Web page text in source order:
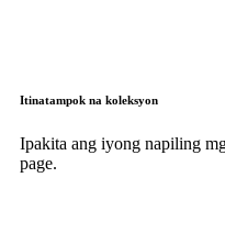
Itinatampok na koleksyon
Ipakita ang iyong napiling
page.